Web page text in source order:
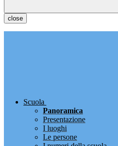
close
Scuola
Panoramica
Presentazione
I luoghi
Le persone